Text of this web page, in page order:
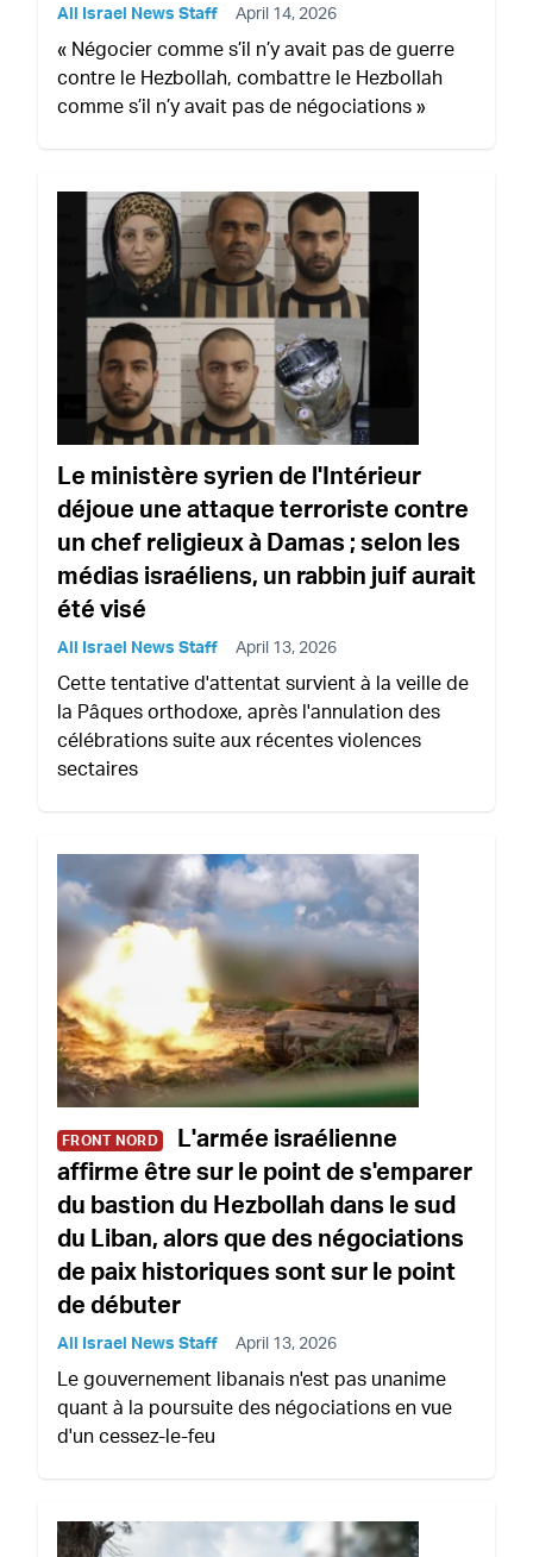
All Israel News Staff April 14, 2026
« Négocier comme s’il n’y avait pas de guerre
contre le Hezbollah, combattre le Hezbollah
comme s’il n’y avait pas de négociations »
Le ministère syrien de l'Intérieur
déjoue une attaque terroriste contre
un chef religieux à Damas ; selon les
médias israéliens, un rabbin juif aurait
été visé
All Israel News Staff April 13, 2026
Cette tentative d'attentat survient à la veille de
la Pâques orthodoxe, après l'annulation des
célébrations suite aux récentes violences
sectaires
FRONT NORD
L'armée israélienne
affirme être sur le point de s'emparer
du bastion du Hezbollah dans le sud
du Liban, alors que des négociations
de paix historiques sont sur le point
de débuter
All Israel News Staff April 13, 2026
Le gouvernement libanais n'est pas unanime
quant à la poursuite des négociations en vue
d'un cessez-le-feu